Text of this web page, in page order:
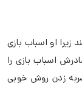
او اسباب بازی
اسباب بازی را
زدن روش خوبی